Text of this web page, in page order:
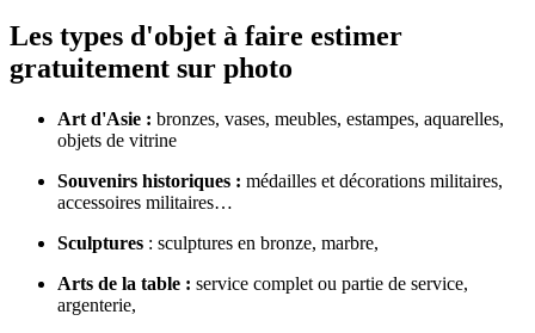
Les types d'objet à faire estimer
gratuitement sur photo
Art d'Asie : bronzes, vases, meubles, estampes, aquarelles,
objets de vitrine
Souvenirs historiques : médailles et décorations militaires,
accessoires militaires…
Sculptures : sculptures en bronze, marbre,
Arts de la table : service complet ou partie de service,
argenterie,